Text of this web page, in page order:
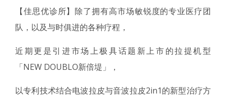
【佳思优诊所】除了拥有高市场敏锐度的专业医疗团
队，以及与时俱进的各种疗程，
近期更是引进市场上极具话题新上市的拉提机型
「NEW DOUBLO新倍堤」，
以专利技术结合电波拉皮与音波拉皮2in1的新型治疗方